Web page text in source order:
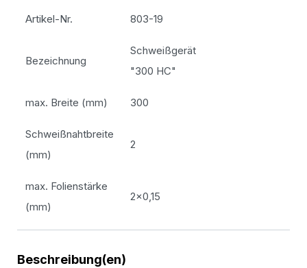
Artikel-Nr. 803-19
Bezeichnung
Schweißgerät
"300 HC"
max. Breite (mm) 300
Schweißnahtbreite
(mm)
2
max. Folienstärke
(mm)
2x0,15
Beschreibung(en)